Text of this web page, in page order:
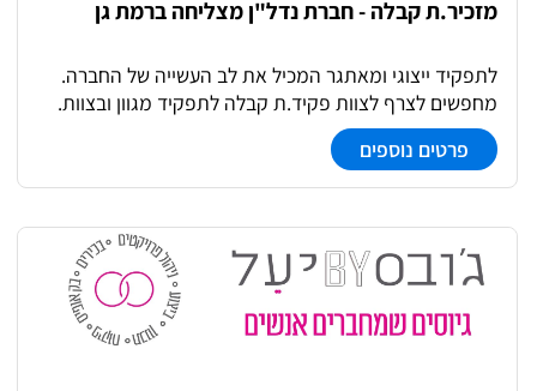
מזכיר.ת קבלה - חברת נדל"ן מצליחה ברמת גן
לתפקיד ייצוגי ומאתגר המכיל את לב העשייה של החברה.
מחפשים לצרף לצוות פקיד.ת קבלה לתפקיד מגוון ובצוות.
ניהול מספר משימות במקביל, יכולת למידה מהירה ורצון
להשתלב בסביבת עבודה מאתגרת ומתגמלת. מומלץ מאוד
למי שרוצה דריסת רגל בעולם הנדל"ן.
פרטים נוספים